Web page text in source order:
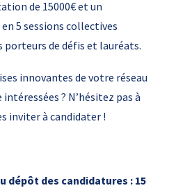
de 15000€ et un
5 sessions collectives
porteurs de défis et lauréats.
innovantes de votre réseau
? N’hésitez pas à
inviter à candidater !
dépôt des candidatures : 15